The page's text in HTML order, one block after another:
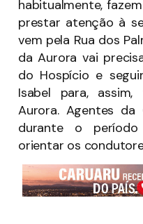
habitualmente,
prestar atenção à
vem pela Rua dos
da Aurora vai
do Hospício e
Isabel para,
Aurora. Agentes
durante o
orientar os